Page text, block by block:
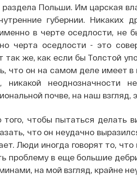
Польши. Им царская
губернии. Никаких
в черте оседлости, не
черта оседлости - это
так же, как если бы Толстой
что он на самом деле имеет в
неоднозначности
почве, на наш взгляд,
чтобы пытаться делать
что он неудачно
Люди иногда говорят то, что
проблему в еще большие
на мой взгляд, крайне